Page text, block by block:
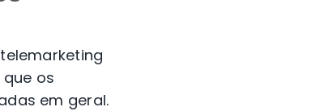
os
em geral.